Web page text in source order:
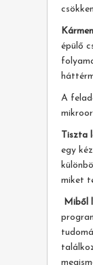
épülő
A
Tiszta
egy
miket
Miből